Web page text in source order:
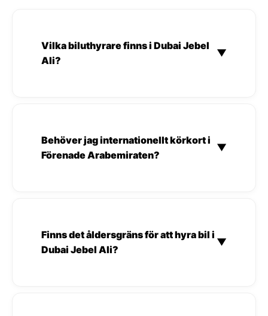
Vilka biluthyrare finns i Dubai Jebel
Ali?
▼
Behöver jag internationellt körkort i
Förenade Arabemiraten?
▼
Finns det åldersgräns för att hyra bil i
Dubai Jebel Ali?
▼